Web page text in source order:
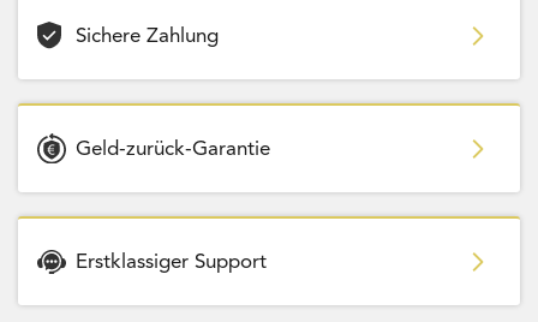
Sichere Zahlung
Geld-zurück-Garantie
Erstklassiger Support